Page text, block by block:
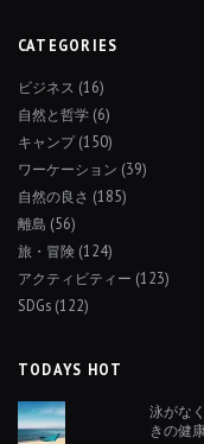
CATEGORIES
ビジネス (16)
自然と哲学 (6)
キャンプ(150)
ワーケーション (39)
自然の良さ (185)
離島 (56)
旅・冒険 (124)
アクティビティー (123)
SDGs (122)
TODAYS HOT
泳がな
きの健